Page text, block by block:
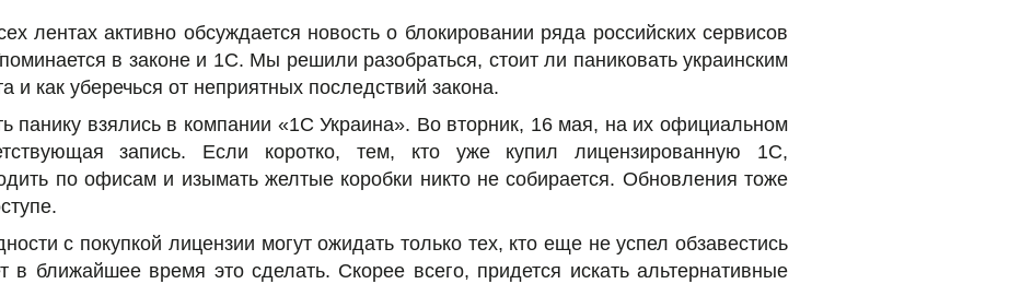
лентах активно обсуждается новость о блокировании ряда российских сервисов
в законе и 1С. Мы решили разобраться, стоит ли паниковать украинским
и как уберечься от неприятных последствий закона.
панику взялись в компании «1С Украина». Во вторник, 16 мая, на их официальном
запись. Если коротко, тем, кто уже купил лицензированную 1С,
по офисам и изымать желтые коробки никто не собирается. Обновления тоже
с покупкой лицензии могут ожидать только тех, кто еще не успел обзавестись
в ближайшее время это сделать. Скорее всего, придется искать альтернативные